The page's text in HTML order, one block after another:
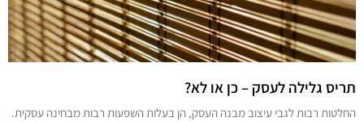
תריס גלילה לעסק – כן או לא?
החלטות רבות לגבי עיצוב מבנה העסק, הן בעלות השפעות רבות מבחינה עסקית.